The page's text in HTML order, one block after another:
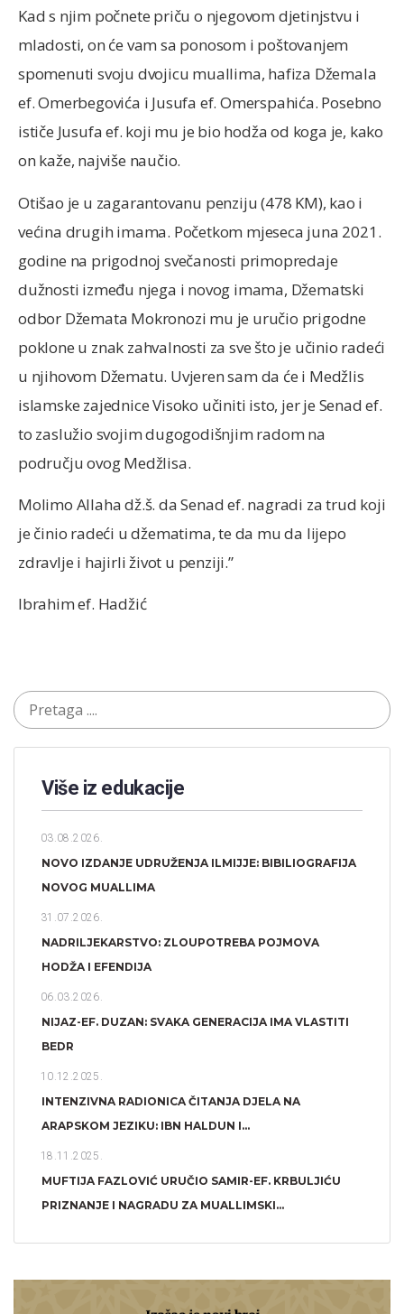
Kad s njim počnete priču o njegovom djetinjstvu i
mladosti, on će vam sa ponosom i poštovanjem
spomenuti svoju dvojicu muallima, hafiza Džemala
ef. Omerbegovića i Jusufa ef. Omerspahića. Posebno
ističe Jusufa ef. koji mu je bio hodža od koga je, kako
on kaže, najviše naučio.
Otišao je u zagarantovanu penziju (478 KM), kao i
većina drugih imama. Početkom mjeseca juna 2021.
godine na prigodnoj svečanosti primopredaje
dužnosti između njega i novog imama, Džematski
odbor Džemata Mokronozi mu je uručio prigodne
poklone u znak zahvalnosti za sve što je učinio radeći
u njihovom Džematu. Uvjeren sam da će i Medžlis
islamske zajednice Visoko učiniti isto, jer je Senad ef.
to zaslužio svojim dugogodišnjim radom na
području ovog Medžlisa.
Molimo Allaha dž.š. da Senad ef. nagradi za trud koji
je činio radeći u džematima, te da mu da lijepo
zdravlje i hajirli život u penziji.”
Ibrahim ef. Hadžić
Više iz edukacije
03.08.2026.
NOVO IZDANJE UDRUŽENJA ILMIJJE: BIBILIOGRAFIJA
NOVOG MUALLIMA
31.07.2026.
NADRILJEKARSTVO: ZLOUPOTREBA POJMOVA
HODŽA I EFENDIJA
06.03.2026.
NIJAZ-EF. DUZAN: SVAKA GENERACIJA IMA VLASTITI
BEDR
10.12.2025.
INTENZIVNA RADIONICA ČITANJA DJELA NA
ARAPSKOM JEZIKU: IBN HALDUN I...
18.11.2025.
MUFTIJA FAZLOVIĆ URUČIO SAMIR-EF. KRBULJIĆU
PRIZNANJE I NAGRADU ZA MUALLIMSKI...